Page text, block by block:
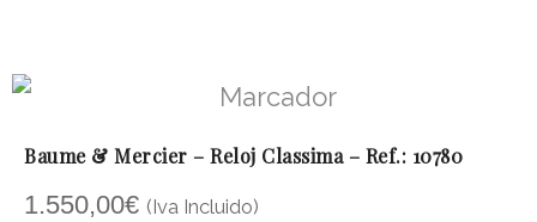
Baume & Mercier – Reloj Classima – Ref.: 10780
1.550,00€ (Iva Incluido)